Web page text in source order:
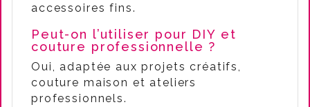
accessoires fins.
Peut-on l’utiliser pour DIY et
couture professionnelle ?
Oui, adaptée aux projets créatifs,
couture maison et ateliers
professionnels.